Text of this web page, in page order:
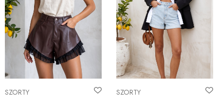
SZORTY SZORTY